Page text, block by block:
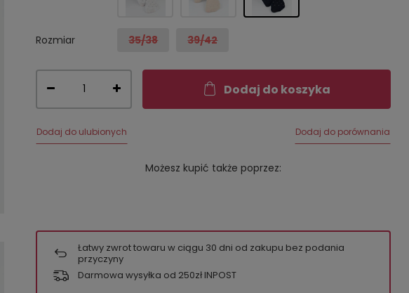
Rozmiar 35/38 39/42
Dodaj do koszyka
Dodaj do ulubionych Dodaj do porównania
Możesz kupić także poprzez:
Łatwy zwrot towaru w ciągu 30 dni od zakupu bez podania
przyczyny
Darmowa wysyłka od 250zł INPOST